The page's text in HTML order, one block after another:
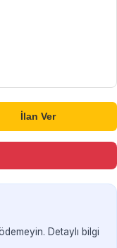
İlan Ver
Detaylı bilgi